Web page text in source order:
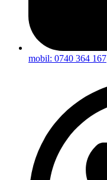
mobil: 0740 364 167